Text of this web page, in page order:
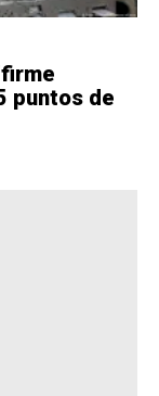
puntos de